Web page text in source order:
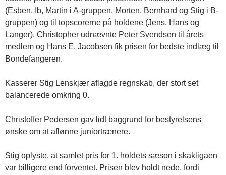
(Esben, Ib, Martin i A-gruppen. Morten, Bernhard og Stig i B-
gruppen) og til topscorerne på holdene (Jens, Hans og
Langer). Christopher udnævnte Peter Svendsen til årets
medlem og Hans E. Jacobsen fik prisen for bedste indlæg til
Bondefangeren.
Kasserer Stig Lenskjær aflagde regnskab, der stort set
balancerede omkring 0.
Christoffer Pedersen gav lidt baggrund for bestyrelsens
ønske om at aflønne juniortrænere.
Stig oplyste, at samlet pris for 1. holdets sæson i skakligaen
var billigere end forventet. Prisen blev holdt nede, fordi